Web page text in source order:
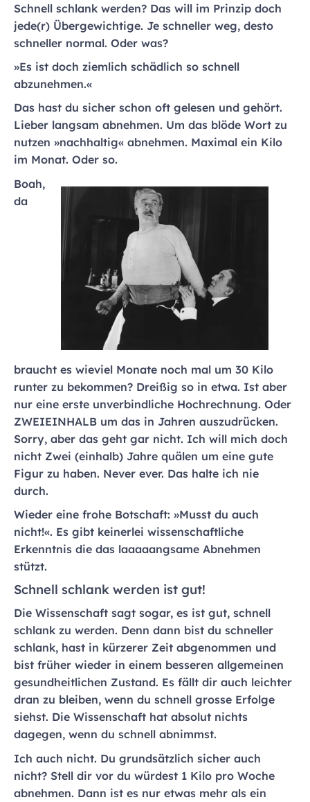
Schnell schlank werden? Das will im Prinzip doch
jede(r) Übergewichtige. Je schneller weg, desto
schneller normal. Oder was?
»Es ist doch ziemlich schädlich so schnell
abzunehmen.«
Das hast du sicher schon oft gelesen und gehört.
Lieber langsam abnehmen. Um das blöde Wort zu
nutzen »nachhaltig« abnehmen. Maximal ein Kilo
im Monat. Oder so.
Boah,
da
braucht es wieviel Monate noch mal um 30 Kilo
runter zu bekommen? Dreißig so in etwa. Ist aber
nur eine erste unverbindliche Hochrechnung. Oder
ZWEIEINHALB um das in Jahren auszudrücken.
Sorry, aber das geht gar nicht. Ich will mich doch
nicht Zwei (einhalb) Jahre quälen um eine gute
Figur zu haben. Never ever. Das halte ich nie
durch.
Wieder eine frohe Botschaft: »Musst du auch
nicht!«. Es gibt keinerlei wissenschaftliche
Erkenntnis die das laaaaangsame Abnehmen
stützt.
Schnell schlank werden ist gut!
Die Wissenschaft sagt sogar, es ist gut, schnell
schlank zu werden. Denn dann bist du schneller
schlank, hast in kürzerer Zeit abgenommen und
bist früher wieder in einem besseren allgemeinen
gesundheitlichen Zustand. Es fällt dir auch leichter
dran zu bleiben, wenn du schnell grosse Erfolge
siehst. Die Wissenschaft hat absolut nichts
dagegen, wenn du schnell abnimmst.
Ich auch nicht. Du grundsätzlich sicher auch
nicht? Stell dir vor du würdest 1 Kilo pro Woche
abnehmen. Dann ist es nur etwas mehr als ein